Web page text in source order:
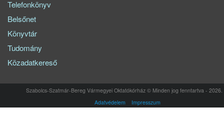
Telefonkönyv
Belsőnet
Könyvtár
Tudomány
Közadatkereső
Szabolcs-Szatmár-Bereg Vármegyei Oktatókórház © Minden jog fenntartva - 2026.
Adatvédelem
Impresszum